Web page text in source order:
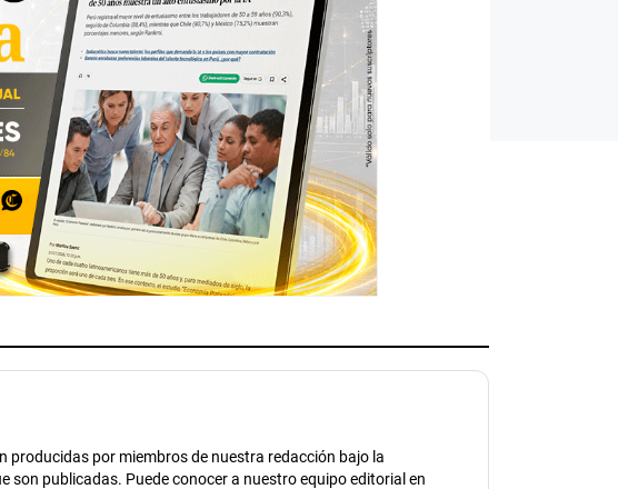
producidas por miembros de nuestra redacción bajo la
son publicadas. Puede conocer a nuestro equipo editorial en